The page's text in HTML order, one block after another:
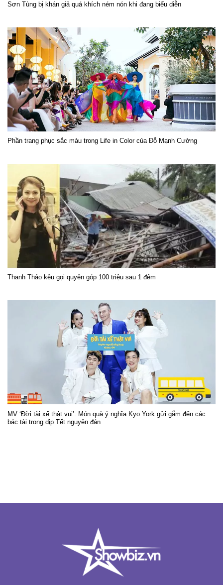
Sơn Tùng bị khán giả quá khích ném nón khi đang biểu diễn
Phần trang phục sắc màu trong Life in Color của Đỗ Mạnh Cường
Thanh Thảo kêu gọi quyên góp 100 triệu sau 1 đêm
MV ‘Đời tài xế thật vui’: Món quà ý nghĩa Kyo York gửi gắm đến các
bác tài trong dịp Tết nguyên đán